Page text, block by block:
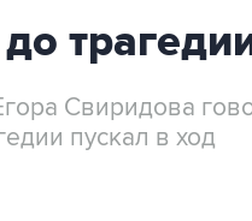
Свиридова
пускал в ход